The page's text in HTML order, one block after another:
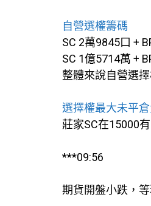
自營選權籌碼
SC 2萬9845口 +
SC 1億5714萬 +
整體來說自營選
選擇權最大未平
莊家SC在15000
***09:56
期貨開盤小跌，